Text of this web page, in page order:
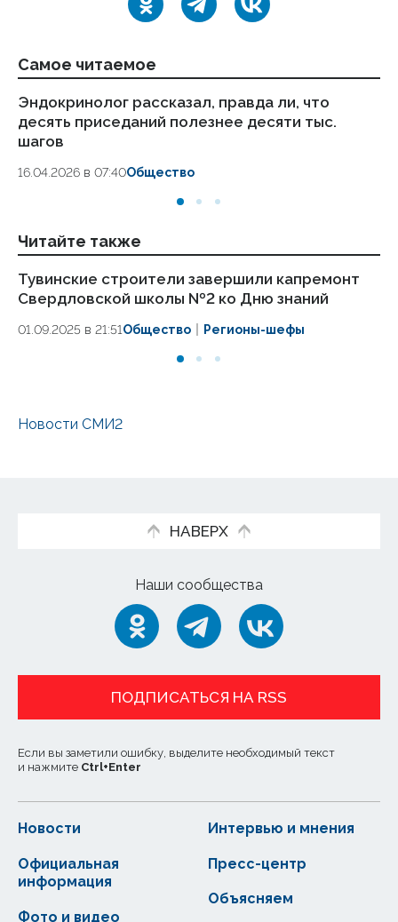
Самое читаемое
Эндокринолог рассказал, правда ли, что
десять приседаний полезнее десяти тыс.
шагов
16.04.2026 в 07:40Общество
Читайте также
Тувинские строители завершили капремонт
Свердловской школы №2 ко Дню знаний
01.09.2025 в 21:51Общество Регионы-шефы
Новости СМИ2
НАВЕРХ
Наши сообщества
ПОДПИСАТЬСЯ НА RSS
Если вы заметили ошибку, выделите необходимый текст
и нажмите Ctrl+Enter
Новости
Официальная
информация
Интервью и мнения
Фото и видео
Пресс-центр
Объясняем